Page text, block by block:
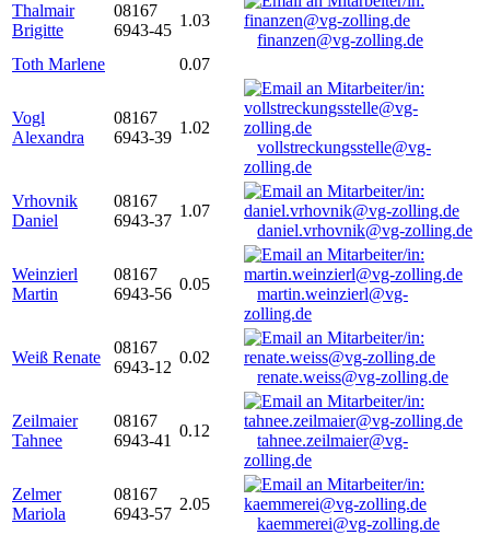
Thalmair
Brigitte
08167
6943-45
1.03
finanzen@vg-zolling.de
Toth Marlene
0.07
Vogl
Alexandra
08167
6943-39
1.02
vollstreckungsstelle@vg-
zolling.de
Vrhovnik
Daniel
08167
6943-37
1.07
daniel.vrhovnik@vg-zolling.de
Weinzierl
Martin
08167
6943-56
0.05
martin.weinzierl@vg-
zolling.de
Weiß Renate
08167
6943-12
0.02
renate.weiss@vg-zolling.de
Zeilmaier
Tahnee
08167
6943-41
0.12
tahnee.zeilmaier@vg-
zolling.de
Zelmer
Mariola
08167
6943-57
2.05
kaemmerei@vg-zolling.de